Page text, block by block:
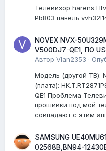
Телевизор harens
Pb803 панель
NOVEX NVX-
V500DJ7-QE1, ПО
Автор Vlan2353 ·
Модель (другой ТВ):
(плата):
QE1 Проблема
прошивки под мой
совпадают с этим
SAMSUNG
02568B,BN94-